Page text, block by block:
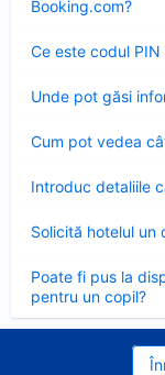
Booking.com?
Ce este codul
închis
Unde pot găsi
închis
Cum pot vedea
închis
Introduc detaliile
închis
Solicită hotelul un
închis
Poate fi pus la
pentru un copil?
închis